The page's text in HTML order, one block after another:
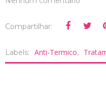
Compartilhar:
Labels: Anti-Termico,